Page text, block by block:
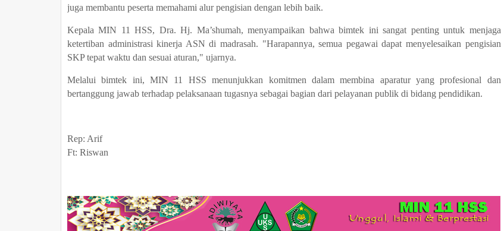
juga membantu peserta memahami alur pengisian dengan lebih baik.
Kepala MIN 11 HSS, Dra. Hj. Ma’shumah, menyampaikan bahwa bimtek ini sangat penting untuk menjaga
ketertiban administrasi kinerja ASN di madrasah. "Harapannya, semua pegawai dapat menyelesaikan pengisian
SKP tepat waktu dan sesuai aturan," ujarnya.
Melalui bimtek ini, MIN 11 HSS menunjukkan komitmen dalam membina aparatur yang profesional dan
bertanggung jawab terhadap pelaksanaan tugasnya sebagai bagian dari pelayanan publik di bidang pendidikan.
Rep: Arif
Ft: Riswan